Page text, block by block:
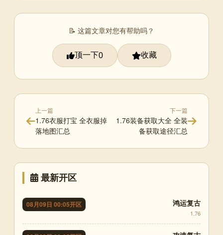
📝 这篇文章对您有帮助吗？
顶一下0 收藏
上一篇
1.76衣服打宝 全衣服掉
落地图汇总
下一篇
1.76装备获取大全 全装
备获取途径汇总
最新开区
08月09日 00:05开区 鸿运复古
1.76